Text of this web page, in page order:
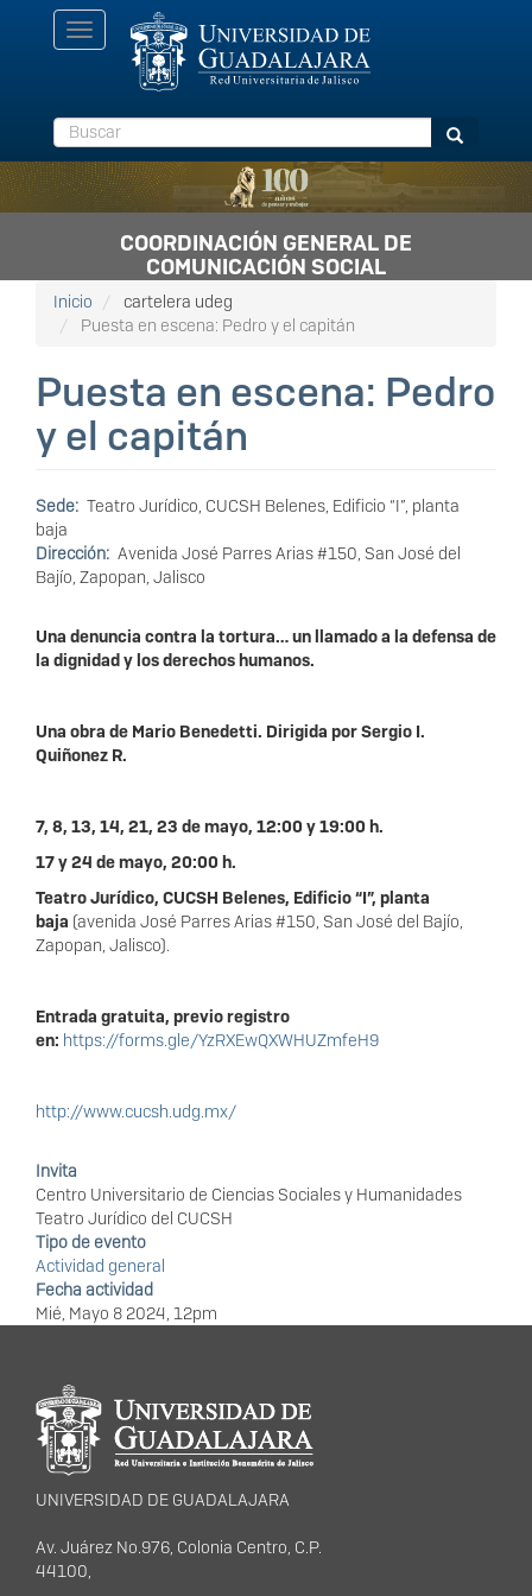
Toggle
navigation
Buscar Buscar
COORDINACIÓN GENERAL DE
COMUNICACIÓN SOCIAL
Inicio
cartelera udeg
Puesta en escena: Pedro y el capitán
Puesta en escena: Pedro
y el capitán
Sede Teatro Jurídico, CUCSH Belenes, Edificio “I”, planta
baja
Dirección Avenida José Parres Arias #150, San José del
Bajío, Zapopan, Jalisco
Una denuncia contra la tortura… un llamado a la defensa de
la dignidad y los derechos humanos.
Una obra de Mario Benedetti. Dirigida por Sergio I.
Quiñonez R.
7, 8, 13, 14, 21, 23 de mayo, 12:00 y 19:00 h.
17 y 24 de mayo, 20:00 h.
Teatro Jurídico, CUCSH Belenes, Edificio “I”, planta
baja (avenida José Parres Arias #150, San José del Bajío,
Zapopan, Jalisco).
Entrada gratuita, previo registro
en: https://forms.gle/YzRXEwQXWHUZmfeH9
http://www.cucsh.udg.mx/
Invita
Centro Universitario de Ciencias Sociales y Humanidades
Teatro Jurídico del CUCSH
Tipo de evento
Actividad general
Fecha actividad
Mié, Mayo 8 2024, 12pm
Información del
portal
UNIVERSIDAD DE GUADALAJARA
Av. Juárez No.976, Colonia Centro, C.P.
44100,